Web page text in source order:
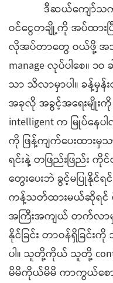
ဒီဆယ်ကျော်သက်ရွ
ဝင်ငွေတချို့ကို အပ်ထား
လိုအပ်တာတွေ ဝယ်ဖို့ အသုံ
manage လုပ်ပါစေ။ ၁ဝ
သာ သိလာမှာပါ။ ခန့်မှ
အခုလို အခွင့်အရေးမျိုး
intelligent က မြုပ်န
ကို ဖြန့်ကျက်ပေးထာ
ရင်းနဲ့ တဖြည်းဖြည်း
တွေးပေးဘဲ ခွင့်မပြုနို
ကန့်သတ်ထားမယ်ဆိုရင်
အကြီးအကျယ် တက်လာ
နိုင်ခြင်း တာဝန်ရှိခြင်
ပါ။ သူတို့ကိုယ် သူတို့
မိမိကိုယ်မိမိ ကာကွယ်စေ